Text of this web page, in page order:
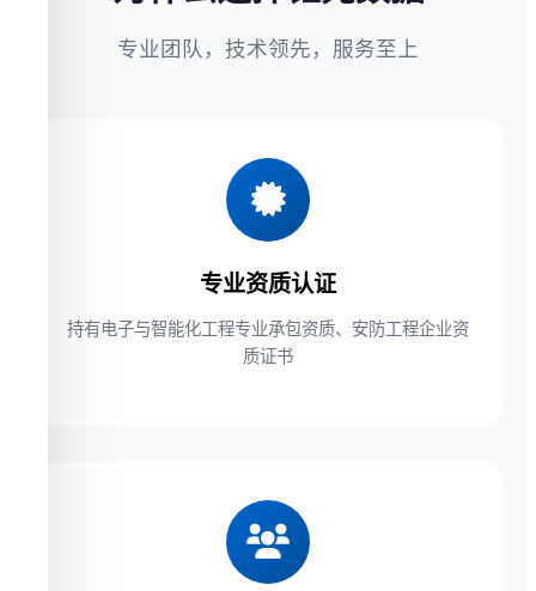
专业团队，技术领先，服务至上
专业资质认证
持有电子与智能化工程专业承包资质、安防工程企业资
质证书